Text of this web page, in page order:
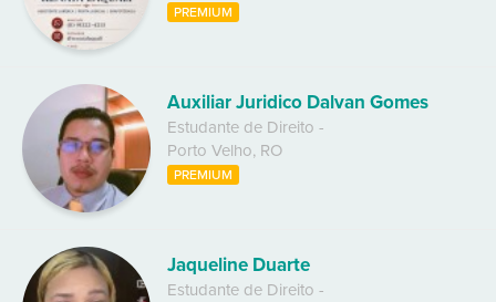
PREMIUM
Auxiliar Juridico Dalvan Gomes
Estudante de Direito -
Porto Velho, RO
PREMIUM
Jaqueline Duarte
Estudante de Direito -